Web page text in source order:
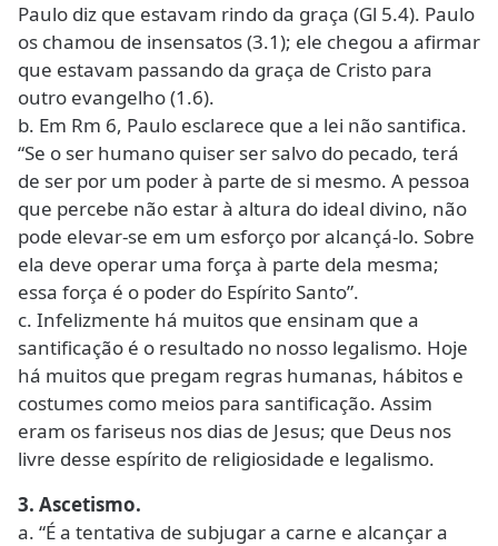
Paulo diz que estavam rindo da graça (Gl 5.4). Paulo
os chamou de insensatos (3.1); ele chegou a afirmar
que estavam passando da graça de Cristo para
outro evangelho (1.6).
b. Em Rm 6, Paulo esclarece que a lei não santifica.
“Se o ser humano quiser ser salvo do pecado, terá
de ser por um poder à parte de si mesmo. A pessoa
que percebe não estar à altura do ideal divino, não
pode elevar-se em um esforço por alcançá-lo. Sobre
ela deve operar uma força à parte dela mesma;
essa força é o poder do Espírito Santo”.
c. Infelizmente há muitos que ensinam que a
santificação é o resultado no nosso legalismo. Hoje
há muitos que pregam regras humanas, hábitos e
costumes como meios para santificação. Assim
eram os fariseus nos dias de Jesus; que Deus nos
livre desse espírito de religiosidade e legalismo.
3. Ascetismo.
a. “É a tentativa de subjugar a carne e alcançar a